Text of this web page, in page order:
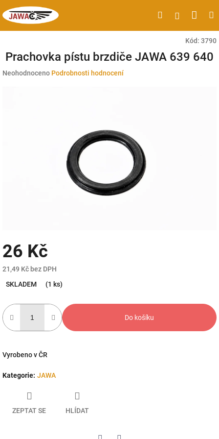
na
obsah
HledatPřihlášení
Kód: 3790
Prachovka pístu brzdiče JAWA 639 640
Průměrné
Neohodnoceno Podrobnosti hodnocení
26 Kč
21,49 Kč bez DPH
cena:
SKLADEM (1 ks)
Do košíku
Vyrobeno v ČR
Kategorie: JAWA
ZEPTAT SE HLÍDAT